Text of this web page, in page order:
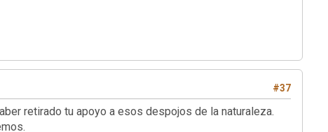
#37
retirado tu apoyo a esos despojos de la naturaleza.